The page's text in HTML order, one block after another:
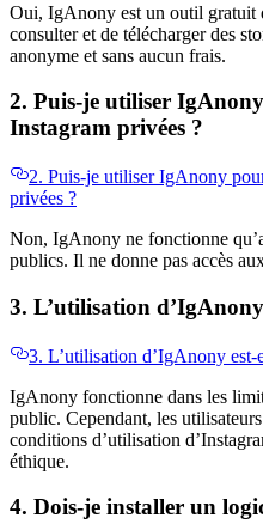
Oui, IgAnony est un outil gratuit
consulter et de télécharger des
anonyme et sans aucun frais.
2. Puis-je utiliser
Instagram privées ?
2. Puis-je utiliser IgAnony
privées ?
Non, IgAnony ne fonctionne
publics. Il ne donne pas accès
3. L’utilisation d’IgAnony
3. L’utilisation d’IgAnony est-
IgAnony fonctionne dans les
public. Cependant, les
conditions d’utilisation
éthique.
4. Dois-je installer un